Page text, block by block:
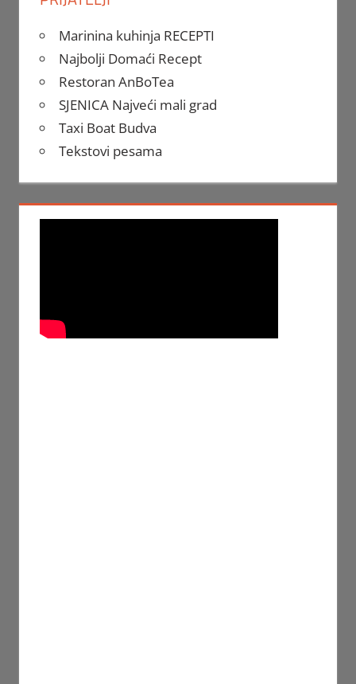
Marinina kuhinja RECEPTI
Najbolji Domaći Recept
Restoran AnBoTea
SJENICA Najveći mali grad
Taxi Boat Budva
Tekstovi pesama